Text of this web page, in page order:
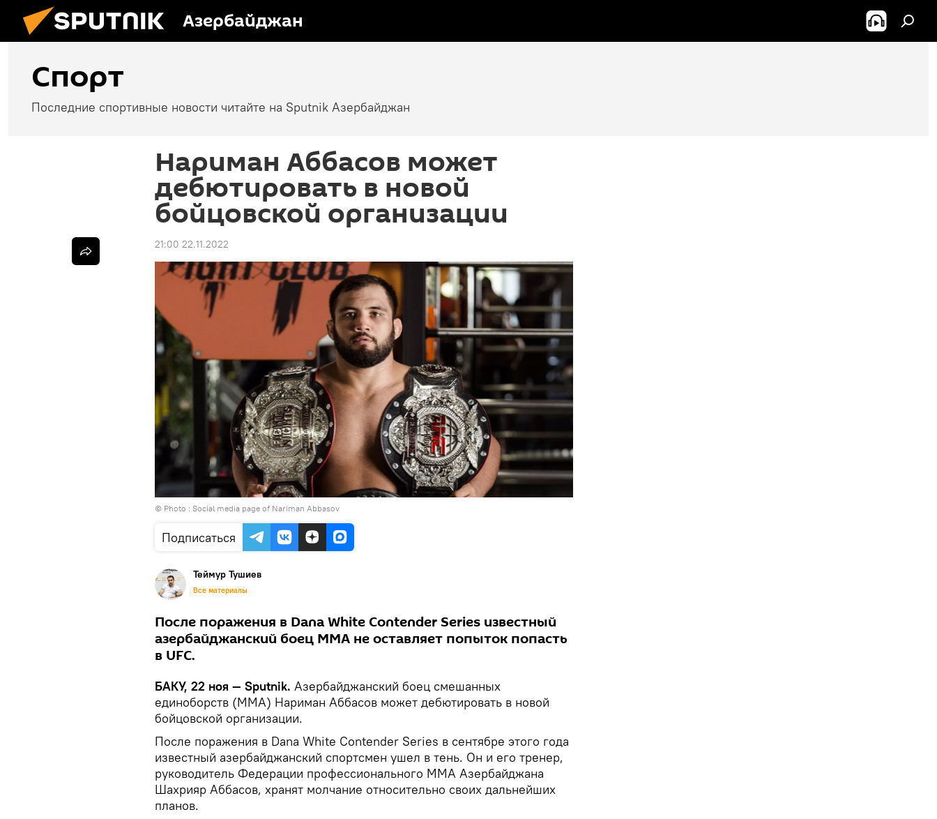
Азербайджан
Спорт
Последние спортивные новости читайте на Sputnik Азербайджан
Нариман Аббасов может
дебютировать в новой
бойцовской организации
21:00 22.11.2022
© Photo : Social media page of Nariman Abbasov
Подписаться
Теймур Тушиев
Все материалы
После поражения в Dana White Contender Series известный
азербайджанский боец ММА не оставляет попыток попасть
в UFC.
БАКУ, 22 ноя — Sputnik. Азербайджанский боец смешанных
единоборств (ММА) Нариман Аббасов может дебютировать в новой
бойцовской организации.
После поражения в Dana White Contender Series в сентябре этого года
известный азербайджанский спортсмен ушел в тень. Он и его тренер,
руководитель Федерации профессионального ММА Азербайджана
Шахрияр Аббасов, хранят молчание относительно своих дальнейших
планов.